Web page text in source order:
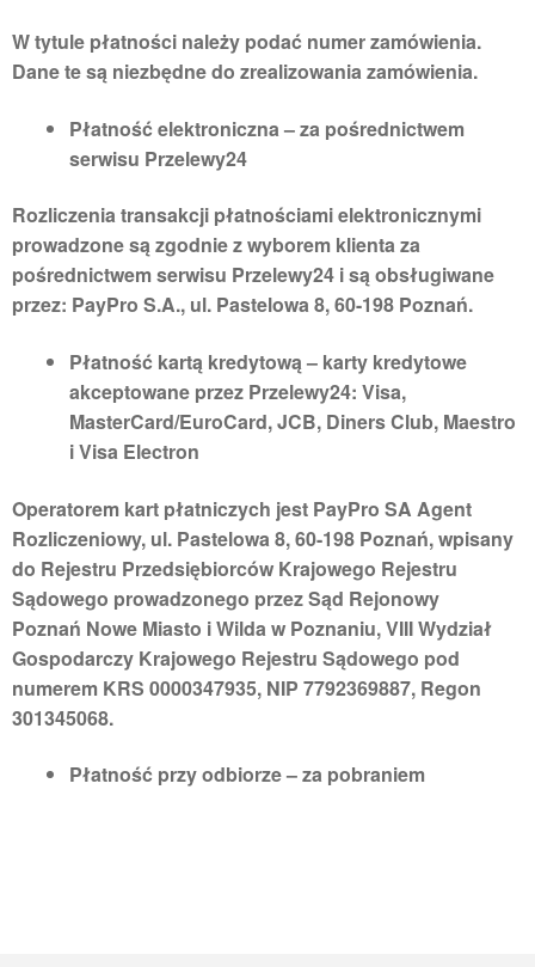
W tytule płatności należy podać numer zamówienia.
Dane te są niezbędne do zrealizowania zamówienia.
Płatność elektroniczna– za pośrednictwem
serwisu Przelewy24
Rozliczenia transakcji płatnościami elektronicznymi
prowadzone są zgodnie z wyborem klienta za
pośrednictwem serwisu Przelewy24 i są obsługiwane
przez: PayPro S.A., ul. Pastelowa 8, 60-198 Poznań.
Płatność kartą kredytową– karty kredytowe
akceptowane przez Przelewy24: Visa,
MasterCard/EuroCard, JCB, Diners Club, Maestro
i Visa Electron
Operatorem kart płatniczych jest PayPro SA Agent
Rozliczeniowy, ul. Pastelowa 8, 60-198 Poznań, wpisany
do Rejestru Przedsiębiorców Krajowego Rejestru
Sądowego prowadzonego przez Sąd Rejonowy
Poznań Nowe Miasto i Wilda w Poznaniu, VIII Wydział
Gospodarczy Krajowego Rejestru Sądowego pod
numerem KRS 0000347935, NIP 7792369887, Regon
301345068.
Płatność przy odbiorze– za pobraniem